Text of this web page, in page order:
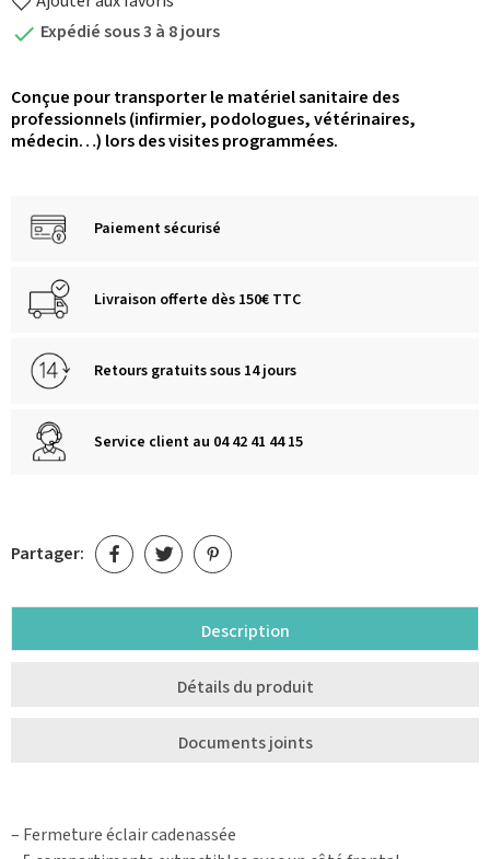
 Expédié sous 3 à 8 jours
Conçue pour transporter le matériel sanitaire des
professionnels (infirmier, podologues, vétérinaires,
médecin…) lors des visites programmées.
Paiement sécurisé
Livraison offerte dès 150€ TTC
Retours gratuits sous 14 jours
Service client au 04 42 41 44 15
Partager:
Description
Détails du produit
Documents joints
– Fermeture éclair cadenassée